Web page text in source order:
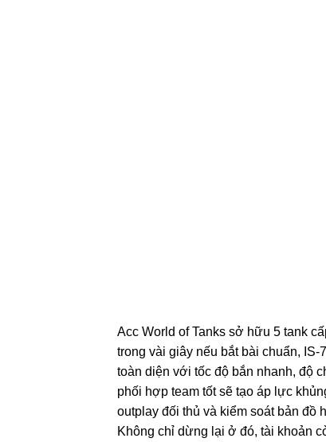
Acc World of Tanks sở hữu 5 tank
trong vài giây nếu bắt bài chuẩn,
toàn diện với tốc độ bắn nhanh, độ
phối hợp team tốt sẽ tạo áp lực
outplay đối thủ và kiểm soát bản đồ
Không chỉ dừng lại ở đó, tài khoản